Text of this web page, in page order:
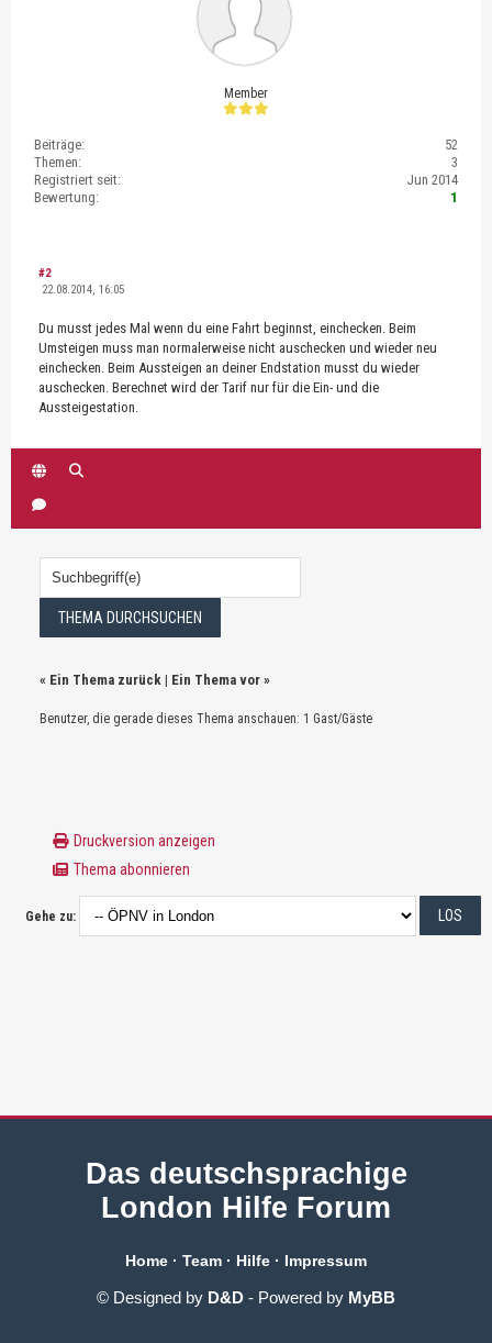
Member
Beiträge:
52
Themen:
3
Registriert seit:
Jun 2014
Bewertung:
1
#2
22.08.2014, 16:05
Du musst jedes Mal wenn du eine Fahrt beginnst, einchecken. Beim
Umsteigen muss man normalerweise nicht auschecken und wieder neu
einchecken. Beim Aussteigen an deiner Endstation musst du wieder
auschecken. Berechnet wird der Tarif nur für die Ein- und die
Aussteigestation.
« Ein Thema zurück | Ein Thema vor »
Benutzer, die gerade dieses Thema anschauen: 1 Gast/Gäste
Druckversion anzeigen
Thema abonnieren
Gehe zu:
Das deutschsprachige
London Hilfe Forum
Home · Team · Hilfe · Impressum
© Designed by D&D - Powered by MyBB